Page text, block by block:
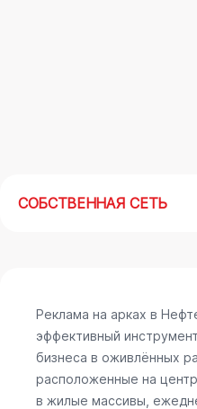
СОБСТВЕННАЯ СЕТЬ
Реклама на арках в
эффективный
бизнеса в оживлённых
расположенные на
в жилые массивы,